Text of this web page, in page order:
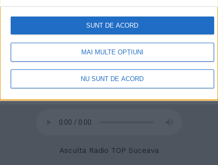
retrageți consimțământul în orice moment, revenind la acest site
și făcând clic pe butonul "Confidențialitate" din partea de jos a
paginii web.
MAI MULTE OPȚIUNI
NU SUNT DE ACORD
SUNT DE ACORD
© 2020Radio TOP Suceava 104 FM
Asculta Radio TOP Suceava